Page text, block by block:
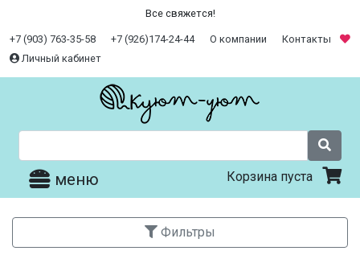
Все свяжется!
+7 (903) 763-35-58 +7 (926)174-24-44 О компании
Контакты
Личный кабинет
меню Корзина пуста
Фильтры